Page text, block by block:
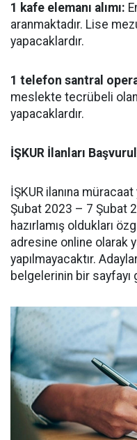
1 kafe elemanı alımı:
aranmaktadır. Lise
yapacaklardır.
1 telefon santral
meslekte tecrübeli
yapacaklardır.
İŞKUR İlanları
İŞKUR ilanına
Şubat 2023 – 7 Şubat
hazırlamış oldukları
adresine online olarak
yapılmayacaktır.
belgelerinin bir